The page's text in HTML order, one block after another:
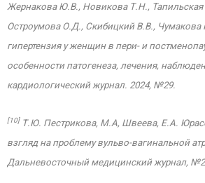
Жернакова Ю.В., Новикова Т.Н.,
Остроумова О.Д., Скибицкий В.В., Чумакова
гипертензия у женщин в пери- и
особенности патогенеза, лечения,
кардиологический журнал. 2024, №29.
[10]Т.Ю. Пестрикова, М.А, Швеева, Е.А.
взгляд на проблему вульво-вагинальной
Дальневосточный медицинский журнал, №2,